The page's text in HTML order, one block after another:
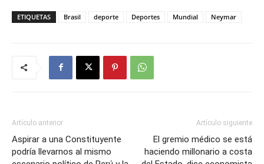
ETIQUETAS Brasil deporte Deportes Mundial Neymar
Artículo anterior
Aspirar a una Constituyente
podría llevarnos al mismo
Artículo siguiente
El gremio médico se está
haciendo millonario a costa